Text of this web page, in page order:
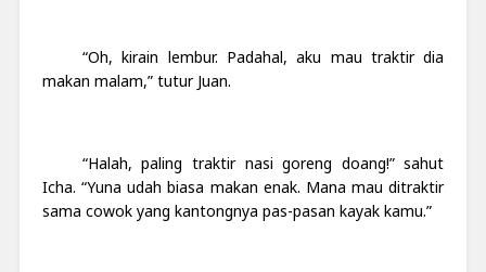
“Oh, kirain lembur. Padahal, aku mau traktir dia
makan malam,” tutur Juan.
“Halah, paling traktir nasi goreng doang!” sahut
Icha. “Yuna udah biasa makan enak. Mana mau ditraktir
sama cowok yang kantongnya pas-pasan kayak kamu.”